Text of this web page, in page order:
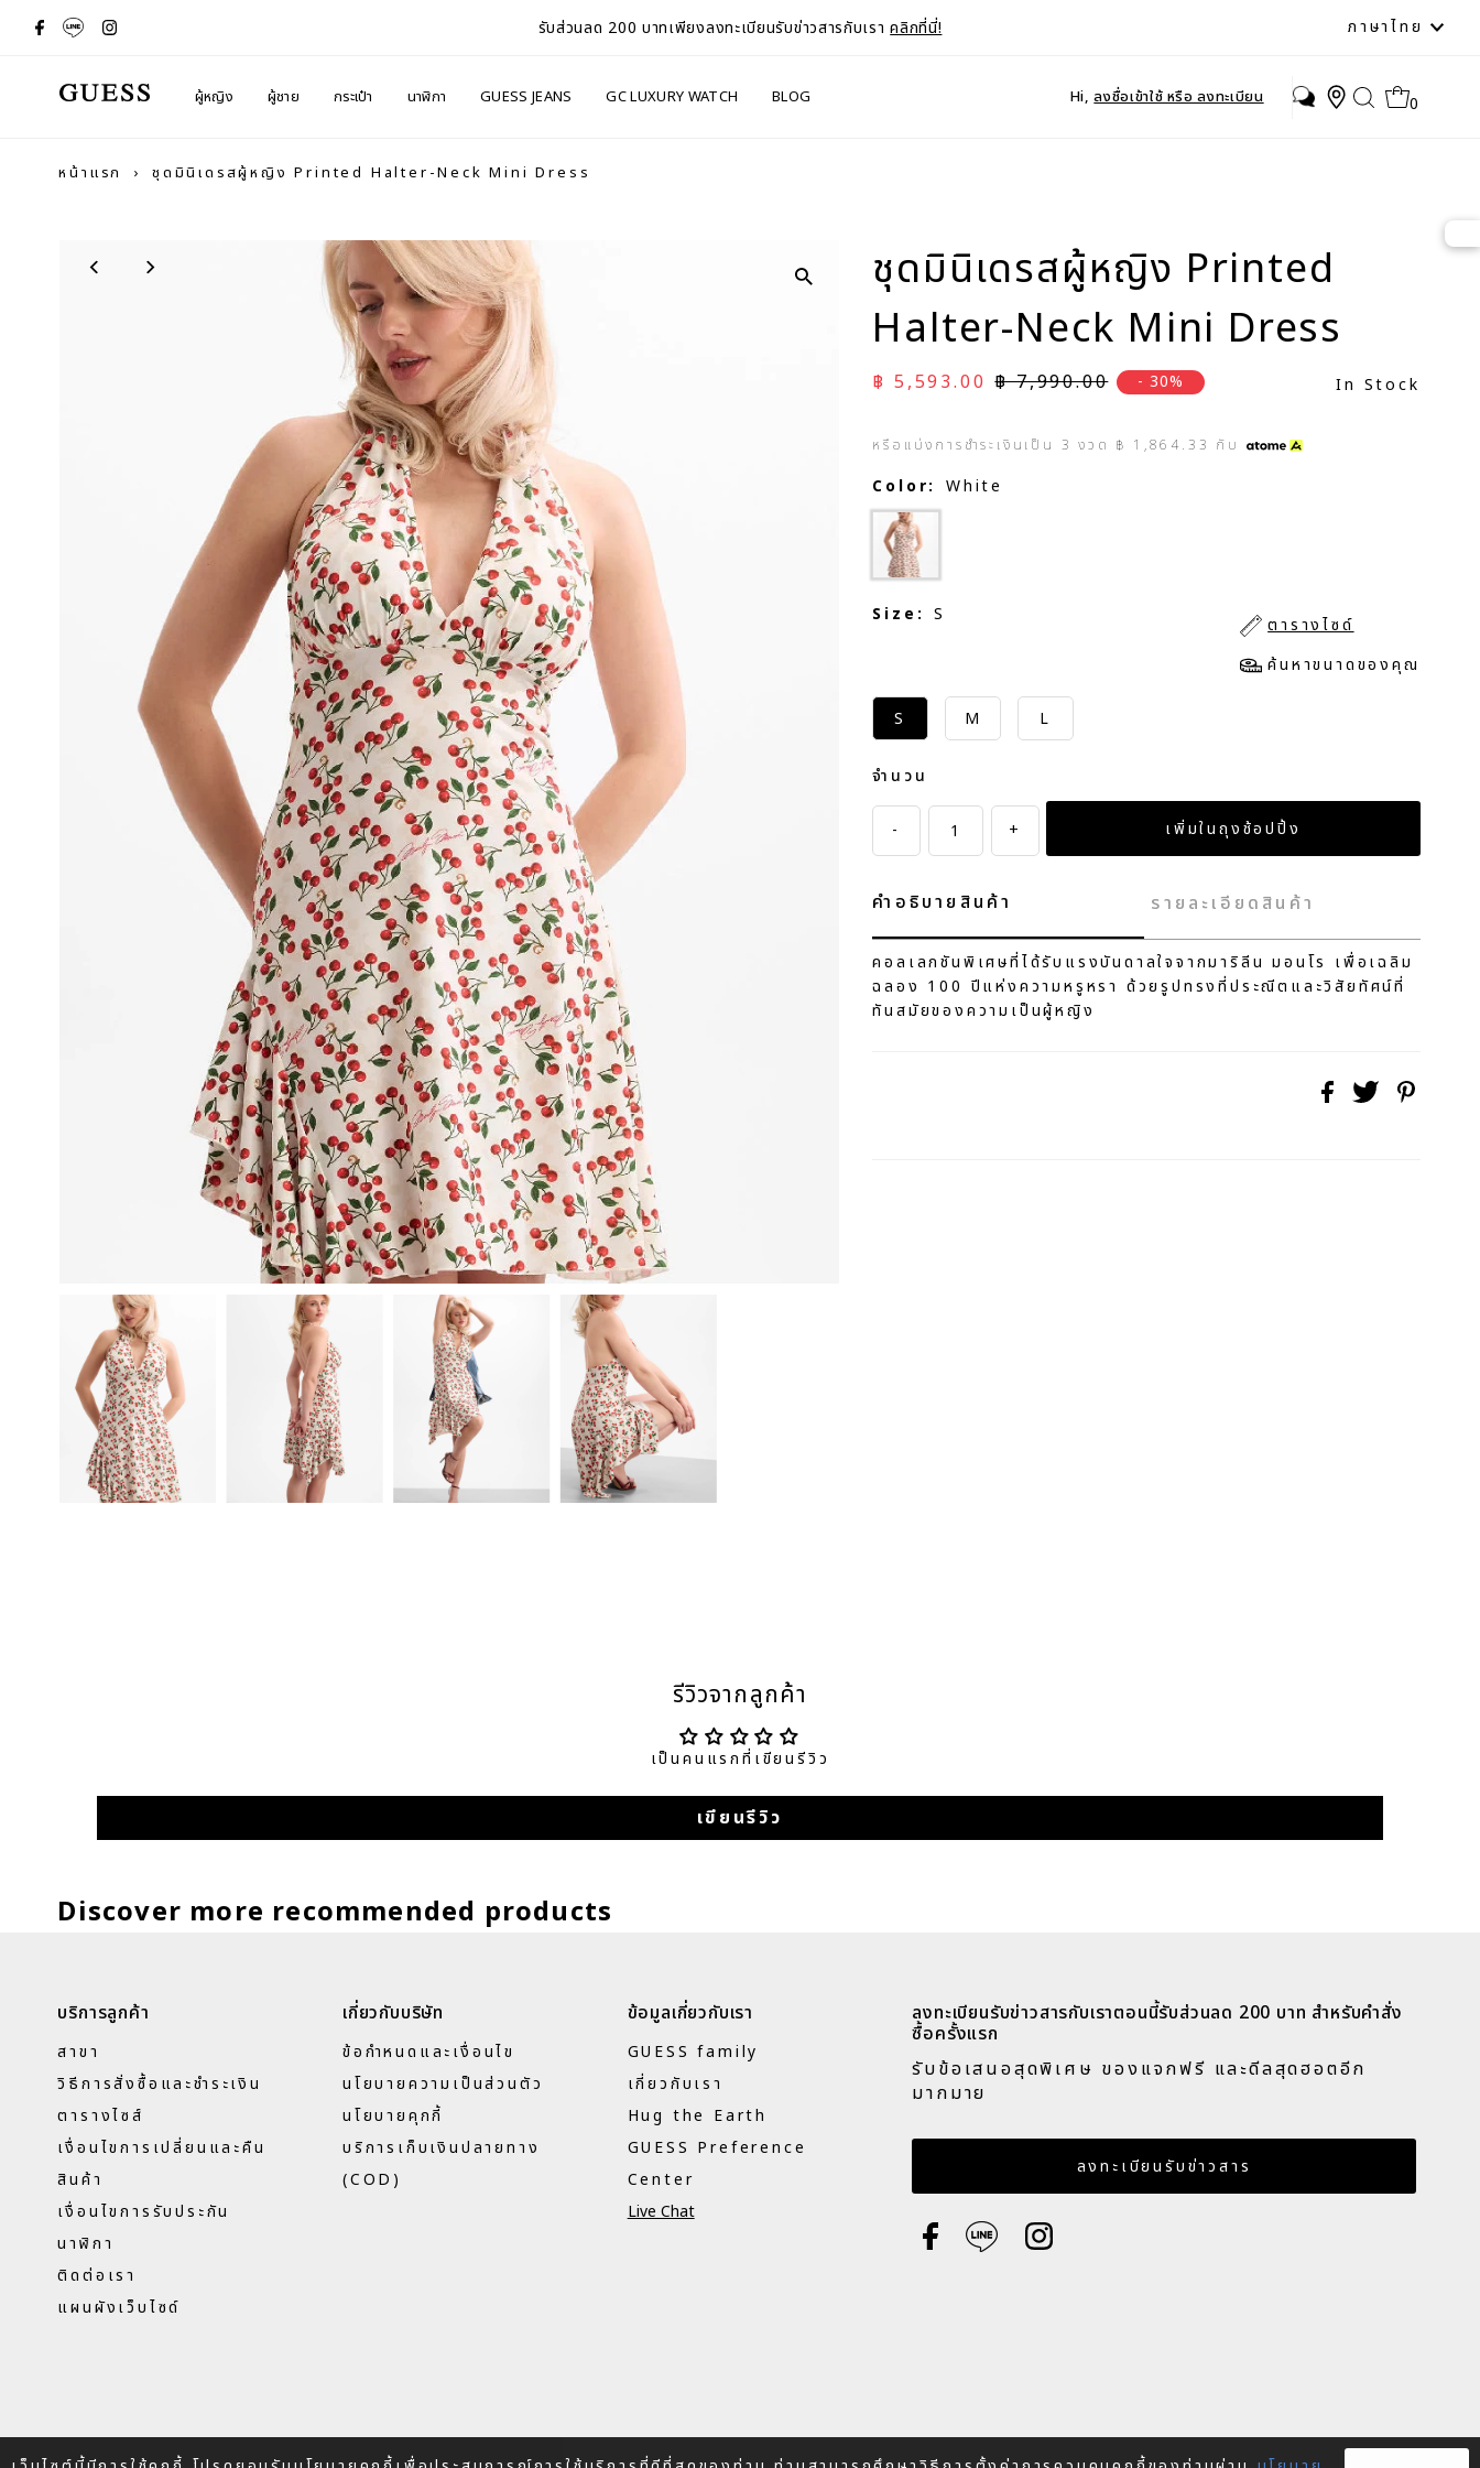
รับส่วนลด 200 บาทเพียงลงทะเบียนรับข่าวสารกับเราคลิกที่นี่! ภาษา
ภาษาไทย
ผู้หญิง ผู้ชาย กระเป๋า นาฬิกา GUESS JEANS GC LUXURY WATCH BLOG Hi,ลงชื่อเข้าใช้ หรือ ลงทะเบียน 0
หน้าแรก › ชุดมินิเดรสผู้หญิง Printed Halter-Neck Mini Dress
ชุดมินิเดรสผู้หญิง Printed
Halter-Neck Mini Dress
ราคาลด
฿ 5,593.00 ราคาปกติ
฿ 7,990.00 - 30% In Stock
หรือแบ่งการชำระเงินเป็น 3 งวด ฿ 1,864.33 กับ
Color: White
Size: S
ตารางไซด์
ค้นหาขนาดของคุณ
S M L
จำนวน
- +
คำอธิบายสินค้า รายละเอียดสินค้า
คอลเลกชันพิเศษที่ได้รับแรงบันดาลใจจากมาริลีน มอนโร เพื่อเฉลิม
ฉลอง 100 ปีแห่งความหรูหรา ด้วยรูปทรงที่ประณีตและวิสัยทัศน์ที่
ทันสมัยของความเป็นผู้หญิง
รีวิวจากลูกค้า
เป็นคนแรกที่เขียนรีวิว
เขียนรีวิว
Discover more recommended products
บริการลูกค้า
สาขา
วิธีการสั่งซื้อและชำระเงิน
ตารางไซส์
เงื่อนไขการเปลี่ยนและคืน
สินค้า
เงื่อนไขการรับประกัน
นาฬิกา
ติดต่อเรา
แผนผังเว็บไซด์
เกี่ยวกับบริษัท
ข้อกำหนดและเงื่อนไข
นโยบายความเป็นส่วนตัว
นโยบายคุกกี้
บริการเก็บเงินปลายทาง
(COD)
ข้อมูลเกี่ยวกับเรา
GUESS family
เกี่ยวกับเรา
Hug the Earth
GUESS Preference
Center
Live Chat
ลงทะเบียนรับข่าวสารกับเราตอนนี้รับส่วนลด 200 บาท สำหรับคำสั่ง
ซื้อครั้งแรก​
รับข้อเสนอสุดพิเศษ ของแจกฟรี และดีลสุดฮอตอีก
มากมาย​
กรอกอีเมล
ลงทะเบียนรับข่าวสาร